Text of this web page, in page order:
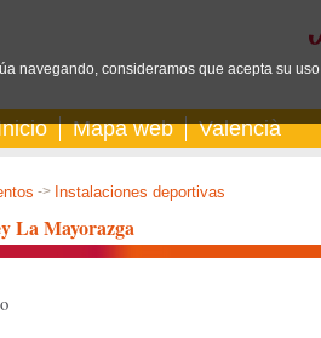
Mapa web Valencià
-> Instalaciones deportivas
La Mayorazga
navegando, consideramos que acepta su uso.